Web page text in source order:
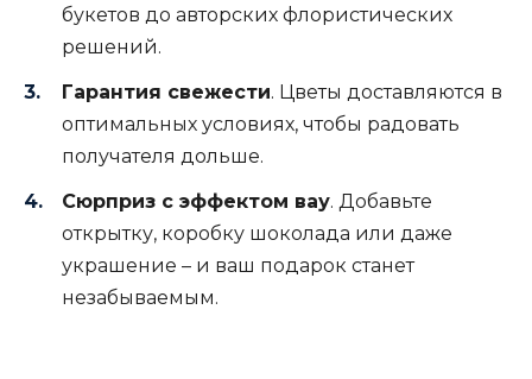
букетов до авторских флористических
решений.
Гарантия свежести. Цветы доставляются в
оптимальных условиях, чтобы радовать
получателя дольше.
Сюрприз с эффектом вау. Добавьте
открытку, коробку шоколада или даже
украшение – и ваш подарок станет
незабываемым.